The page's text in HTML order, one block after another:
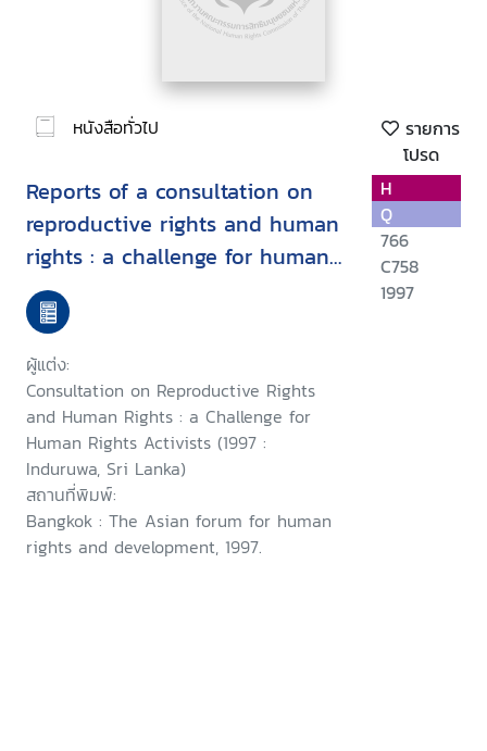
หนังสือทั่วไป
รายการ
โปรด
Reports of a consultation on
reproductive rights and human
rights : a challenge for human
rights activists : Induruwa, Sri
Lanka, 28-30 January 1997 ;
and, a consultation on
woman's rights as human
rights : a challenge for human
rights activists, Induruwa, Sri
Lanka,1-4 February 1997
ผู้แต่ง:
Consultation on Reproductive Rights
and Human Rights : a Challenge for
Human Rights Activists (1997 :
Induruwa, Sri Lanka)
สถานที่พิมพ์:
Bangkok : The Asian forum for human
rights and development, 1997.
H
Q
766
C758
1997